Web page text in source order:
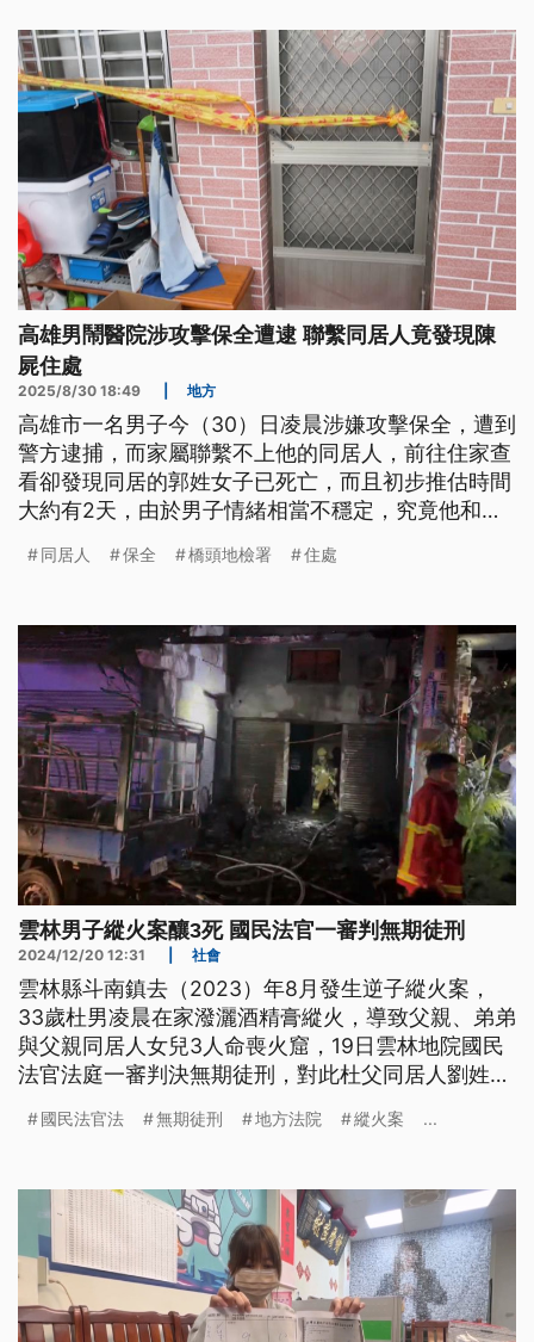
高雄男鬧醫院涉攻擊保全遭逮 聯繫同居人竟發現陳
屍住處
2025/8/30 18:49 地方
高雄市一名男子今（30）日凌晨涉嫌攻擊保全，遭到
警方逮捕，而家屬聯繫不上他的同居人，前往住家查
看卻發現同居的郭姓女子已死亡，而且初步推估時間
大約有2天，由於男子情緒相當不穩定，究竟他和同
同居人 保全 橋頭地檢署 住處
雲林男子縱火案釀3死 國民法官一審判無期徒刑
2024/12/20 12:31 社會
雲林縣斗南鎮去（2023）年8月發生逆子縱火案，
33歲杜男凌晨在家潑灑酒精膏縱火，導致父親、弟弟
與父親同居人女兒3人命喪火窟，19日雲林地院國民
法官法庭一審判決無期徒刑，對此杜父同居人劉姓婦
等收到判決後，根據事實再研擬是否上訴。
國民法官法 無期徒刑 地方法院 縱火案 ...